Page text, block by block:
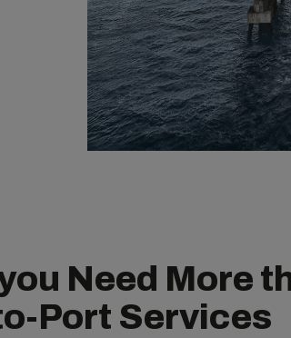
Need More
Port Services